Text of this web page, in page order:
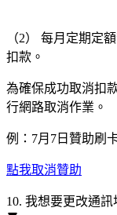
（2） 每月定期定
扣款。
為確保成功取消扣
行網路取消作業。
例：7月7日贊助刷
點我取消贊助
10. 我想要更改通